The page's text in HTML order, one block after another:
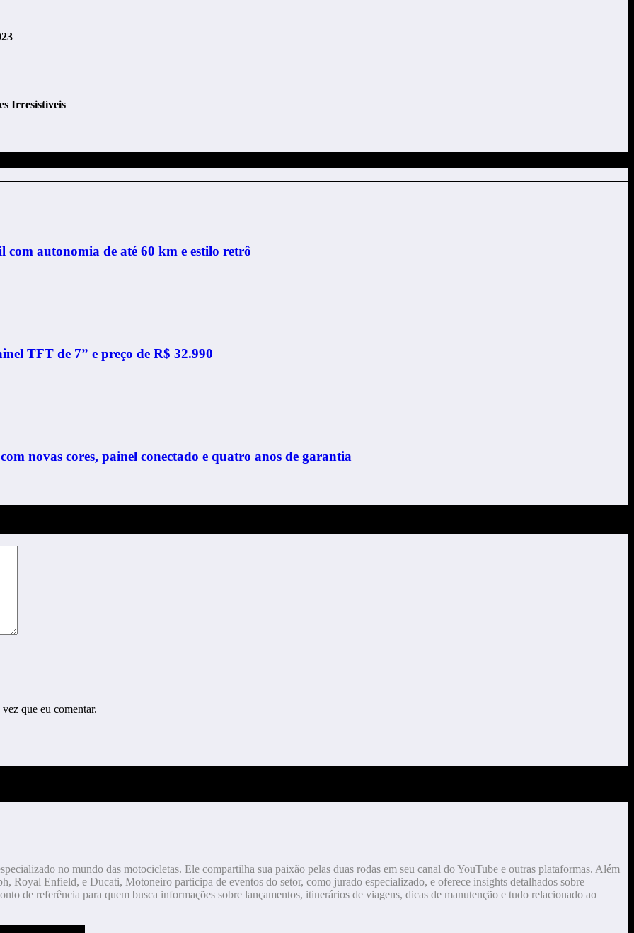
Irresistíveis
com autonomia de até 60 km e estilo retrô
TFT de 7” e preço de R$ 32.990
novas cores, painel conectado e quatro anos de garantia
que eu comentar.
no mundo das motocicletas. Ele compartilha sua paixão pelas duas rodas em seu canal do YouTube e outras plataformas. Além
Royal Enfield, e Ducati, Motoneiro participa de eventos do setor, como jurado especializado, e oferece insights detalhados sobre
de referência para quem busca informações sobre lançamentos, itinerários de viagens, dicas de manutenção e tudo relacionado ao